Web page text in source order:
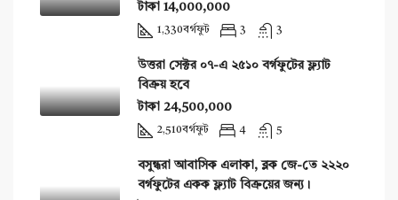
টাকা 14,000,000
1,330বর্গফুট 3 3
উত্তরা সেক্টর ০৭-এ ২৫১০ বর্গফুটের ফ্ল্যাট
বিক্রয় হবে
টাকা 24,500,000
2,510বর্গফুট 4 5
বসুন্ধরা আবাসিক এলাকা, ব্লক জে-তে ২২২০
বর্গফুটের একক ফ্ল্যাট বিক্রয়ের জন্য।